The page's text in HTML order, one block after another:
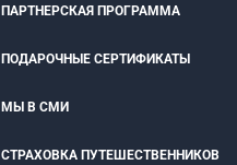
ПАРТНЕРСКАЯ ПРОГРАММА
ПОДАРОЧНЫЕ СЕРТИФИКАТЫ
МЫ В СМИ
СТРАХОВКА ПУТЕШЕСТВЕННИКОВ